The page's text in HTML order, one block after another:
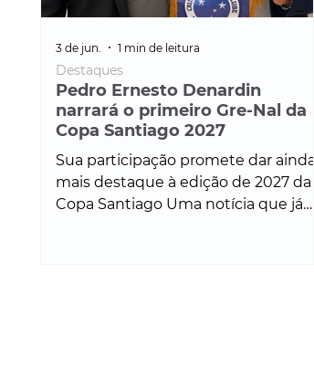
Pedro Ernesto Denardin
narrará o primeiro Gre-Nal da
Copa Santiago 2027
Sua participação promete dar ainda
mais destaque à edição de 2027 da
Copa Santiago Uma notícia que já
Destaques
3 de jun. 1 min de leitura